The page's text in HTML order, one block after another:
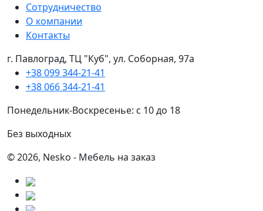
Сотрудничество
О компании
Контакты
г. Павлоград, ТЦ "Куб", ул. Соборная, 97а
+38 099 344-21-41
+38 066 344-21-41
Понедельник-Воскресенье: с 10 до 18
Без выходных
© 2026, Nesko - Мебель на заказ